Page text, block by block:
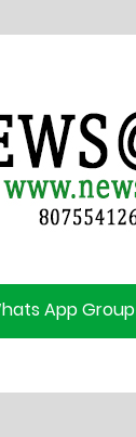
App Group